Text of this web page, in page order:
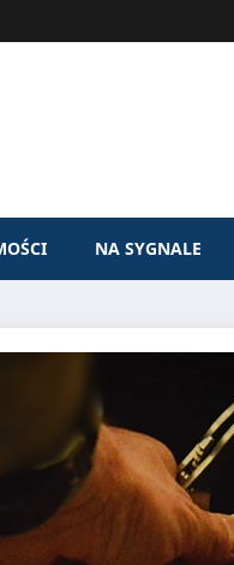
NA SYGNALE